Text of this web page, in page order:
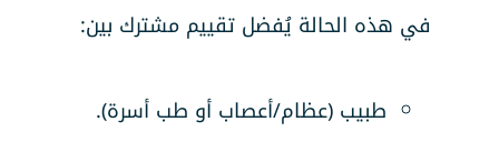
في هذه الحالة يُفضل تقييم مشترك بين:
طبيب (عظام/أعصاب أو طب أسرة).